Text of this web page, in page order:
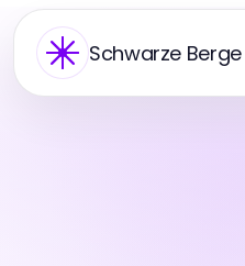
Schwarze Berge